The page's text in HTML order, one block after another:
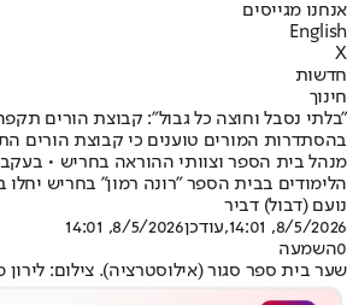
אנחנו מגייסים
English
X
חדשות
חינוך
"בלתי נסבל וחוצה כל גבול": קבוצת הורים
בהסתדרות המורים טוענים כי קבוצת הורים
מנהל בית הספר וצוותי ההוראה בחריש •
הלימודים בבית הספר "רונה רמון" בחריש יחלו
נועם (דבול) דביר
8/5/2026, 14:01
,עודכן8/5/2026, 14:01
0השמעה
שער בית ספר סגור (אילוסטרציה). צילום: לירון